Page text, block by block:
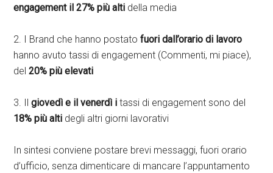
engagement il 27% più alti della media
2. I Brand che hanno postatofuori dall’orario di lavoro
hanno avuto tassi di engagement (Commenti, mi piace),
del20% più elevati
3. Ilgiovedì e il venerdì i tassi di engagement sono del
18% più alti degli altri giorni lavorativi
In sintesi conviene postare brevi messaggi, fuori orario
d’ufficio, senza dimenticare di mancare l’appuntamento